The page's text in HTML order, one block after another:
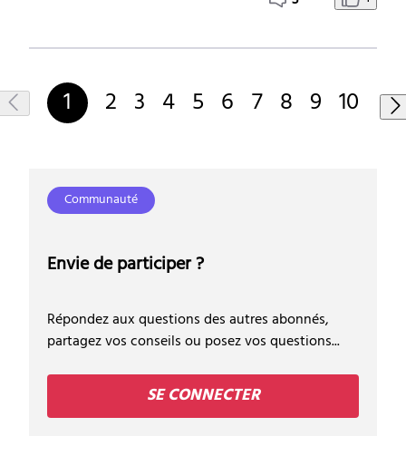
1 2 3 4 5 6 7 8 9 10
Communauté
Envie de participer ?
Répondez aux questions des autres abonnés,
partagez vos conseils ou posez vos questions...
SE CONNECTER